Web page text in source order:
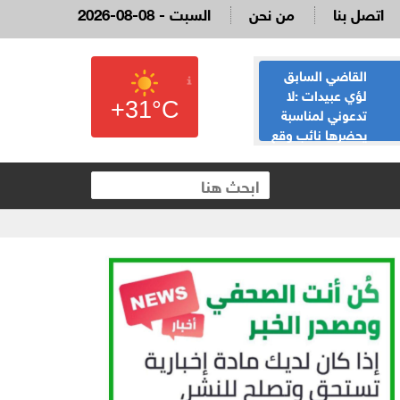
2026-08-08 - السبت من نحن اتصل بنا
القاضي السابق
لؤي عبيدات :لا
تدعوني لمناسبة
يحضرها نائب وقع
الحياصات ينفي
صحة انباء صدور
نتائج الثانوية العامة
غدا الخميس
+31°C